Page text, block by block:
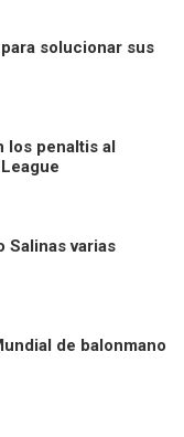
solucionar sus
los penaltis al
Salinas varias
de balonmano